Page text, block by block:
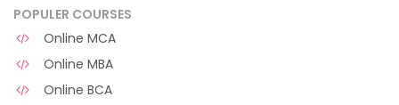
POPULER COURSES
Online MCA
Online MBA
Online BCA